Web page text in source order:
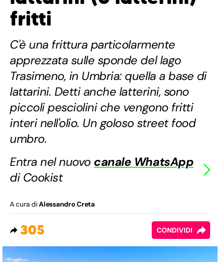
fritti
C'è una frittura particolarmente
apprezzata sulle sponde del lago
Trasimeno, in Umbria: quella a base di
lattarini. Detti anche latterini, sono
piccoli pesciolini che vengono fritti
interi nell'olio. Un goloso street food
umbro.
Entra nel nuovo canale WhatsApp
di Cookist
A cura diAlessandro Creta
305 CONDIVIDI